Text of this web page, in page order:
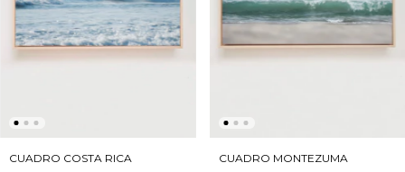
CUADRO COSTA RICA CUADRO MONTEZUMA